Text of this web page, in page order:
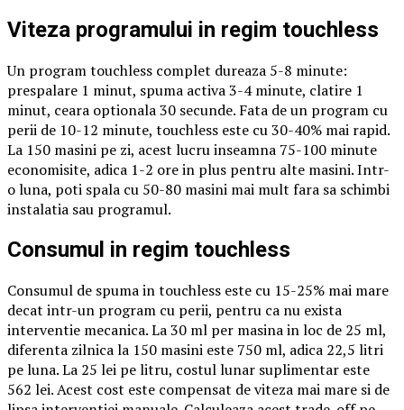
Viteza programului in regim touchless
Un program touchless complet dureaza 5-8 minute:
prespalare 1 minut, spuma activa 3-4 minute, clatire 1
minut, ceara optionala 30 secunde. Fata de un program cu
perii de 10-12 minute, touchless este cu 30-40% mai rapid.
La 150 masini pe zi, acest lucru inseamna 75-100 minute
economisite, adica 1-2 ore in plus pentru alte masini. Intr-
o luna, poti spala cu 50-80 masini mai mult fara sa schimbi
instalatia sau programul.
Consumul in regim touchless
Consumul de spuma in touchless este cu 15-25% mai mare
decat intr-un program cu perii, pentru ca nu exista
interventie mecanica. La 30 ml per masina in loc de 25 ml,
diferenta zilnica la 150 masini este 750 ml, adica 22,5 litri
pe luna. La 25 lei pe litru, costul lunar suplimentar este
562 lei. Acest cost este compensat de viteza mai mare si de